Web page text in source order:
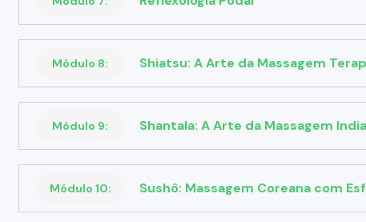
Módulo 8: Shiatsu: A Arte da Massagem
Módulo 9: Shantala: A Arte da Massagem
Módulo 10: Sushô: Massagem Coreana com